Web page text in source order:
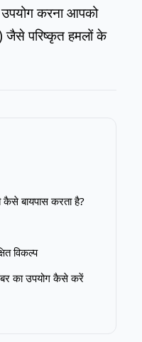
करना आपको
परिष्कृत हमलों के
बायपास करता है?
विकल्प
का उपयोग कैसे करें